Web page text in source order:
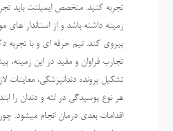
تجربه کنید. متخصص ایمپلنت باید
زمینه داشته باشد و از استاندار های
پیروی کند. تیم حرفه ای و با تجربه
تجارب فراوان و مفید در این زمینه،
تشکیل پرونده دندانپزشکی، معاینات
هر نوع پوسیدگی در لثه و دندان را
اقدامات بعدی درمان انجام میشود.